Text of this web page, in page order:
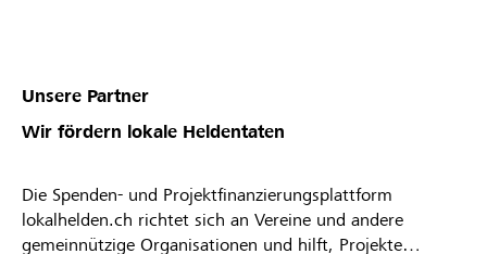
Unsere Partner
Wir fördern lokale Heldentaten
Die Spenden- und Projektfinanzierungsplattform
lokalhelden.ch richtet sich an Vereine und andere
gemeinnützige Organisationen und hilft, Projekte